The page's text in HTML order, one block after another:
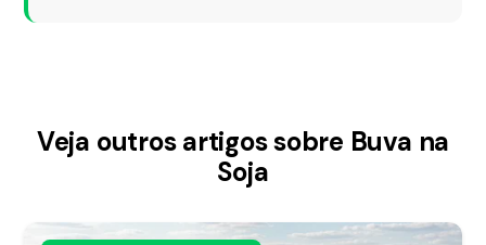
Veja outros artigos sobre Buva na
Soja